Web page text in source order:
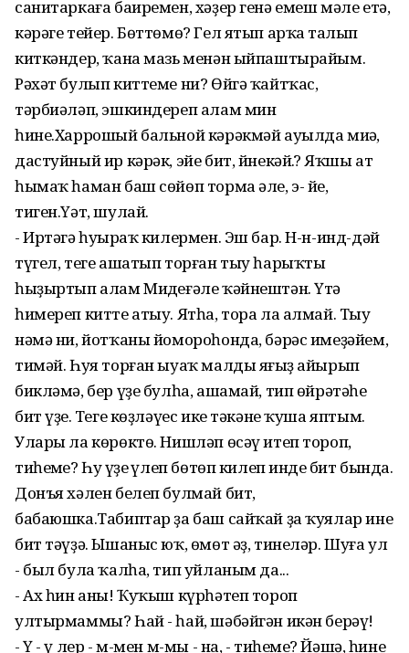
санитаркаға баиремен, хәҙер генә емеш мәле етә,
кәрәге тейер. Бөттөмө? Гел ятып арҡаң талып
киткәндер, ҡана мазь менән ыйпаштырайым.
Рәхәт булып киттеме ни? Өйгә ҡайтҡас,
тәрбиәләп, эшкиндереп алам мин
һине.Харрошый бальной кәрәкмәй ауылда миңә,
дастуйный ир кәрәк, эйе бит, йнекәй.? Яҡшы ат
һымаҡ һаман баш сөйөп торма әле, э- йе,
тиген.Үәт, шулай.
- Иртәгә һуңыраҡ килермен. Эш бар. Н-н-инд-дәй
түгел, теге ашатып торған тыу һарыҡты
һыҙыртып алам Миңдеғәле ҡәйнештән. Үтә
һимереп китте атыу. Ятһа, тора ла алмай. Тыу
нәмә ни, йотҡаны йомороһонда, бәрәс имеҙәйем,
тимәй. Һуя торған ыуаҡ малды яңғыҙ айырып
бикләмә, бер үҙе булһа, ашамай, тип өйрәтәһең
бит үҙең. Теге көҙләүес ике тәкәне ҡуша яптым.
Улары ла көрөктө. Нишләп өсәү итеп тороп,
тиһеңме? Һуң үҙең үлеп бөтөп килеп индең бит бында.
Донъя хәлен белеп булмай бит,
бабаюшка.Табиптар ҙа баш сайҡай ҙа ҡуялар ине
бит тәүҙә. Ышаныс юҡ, өмөт әҙ, тинеләр. Шуға ул
- был була ҡалһа, тип уйланым да...
- Ах һин аны! Ҡуҡыш күрһәтеп тороп
ултырмаммы? Һай - һай, шәбәйгән икән берәү!
- Ү - ү лер - м-мен м-мы - на, - тиһеңме? Йәшә, һине